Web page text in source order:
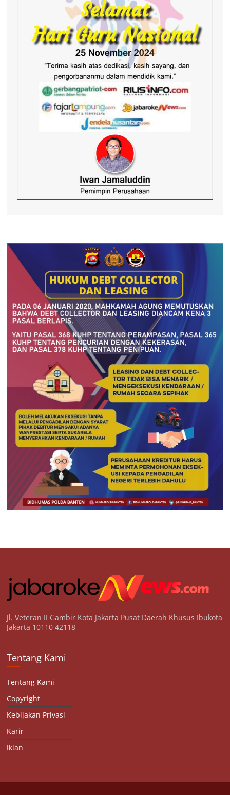
Jl. Veteran II Gambir Kota Jakarta Pusat Daerah Khusus Ibukota
Jakarta 10110 42118
Tentang Kami
Tentang Kami
Copyright
Kebijakan Privasi
Karir
Iklan